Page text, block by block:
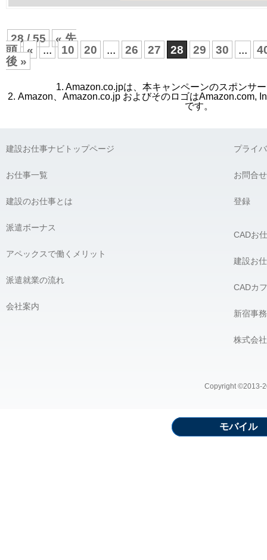
28 / 55
« 先
頭
« ... 10 20 ... 26 27 28 29 30 ...
後 »
1. Amazon.co.jpは、本キャンペーンのスポンサ
2. Amazon、Amazon.co.jp およびそのロゴはAmazon.com,
です。
建設お仕事ナビトップページ
お仕事一覧
建設のお仕事とは
派遣ボーナス
アペックスで働くメリット
派遣就業の流れ
会社案内
プライ
お問合せ
登録
CADお
建設お
CADカ
新宿事
株式会
Copyright ©2013-
モバイル